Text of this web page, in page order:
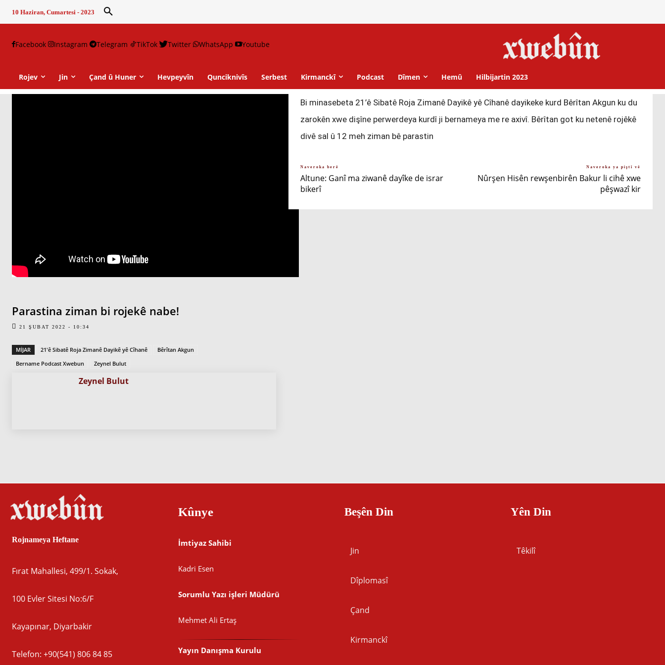
10 Haziran, Cumartesi - 2023
Facebook Instagram Telegram TikTok Twitter WhatsApp Youtube
Rojev Jin Çand û Huner Hevpeyvîn Qunciknivîs Serbest Kirmanckî Podcast Dîmen Hemû Hilbijartin 2023
Parastina ziman bi rojekê nabe!
21 ŞUBAT 2022 - 10:34
MIJAR 21'ê Sibatê Roja Zimanê Dayikê yê Cîhanê
Bêrîtan Akgun
Bername Podcast Xwebun
Zeynel Bulut
Zeynel Bulut
Bi minasebeta 21’ê Sibatê Roja Zimanê Dayikê yê Cîhanê dayikeke kurd Bêrîtan Akgun ku du
zarokên xwe dişîne perwerdeya kurdî ji bernameya me re axivî. Bêrîtan got ku netenê rojêkê
divê sal û 12 meh ziman bê parastin
Naveroka berê
Altune: Ganî ma ziwanê dayîke de israr
bikerî
Naveroka ya piştî vê
Nûrşen Hisên rewşenbirên Bakur li cihê xwe
pêşwazî kir
Rojnameya Heftane
Fırat Mahallesi, 499/1. Sokak,
100 Evler Sitesi No:6/F
Kayapınar, Diyarbakir
Telefon: +90(541) 806 84 85
Kûnye
İmtiyaz Sahibi
Kadri Esen
Sorumlu Yazı işleri Müdürü
Mehmet Ali Ertaş
Yayın Danışma Kurulu
Beşên Din
Jin
Dîplomasî
Çand
Kirmanckî
Yên Din
Têkilî